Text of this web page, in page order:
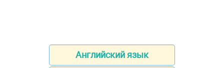
Английский язык